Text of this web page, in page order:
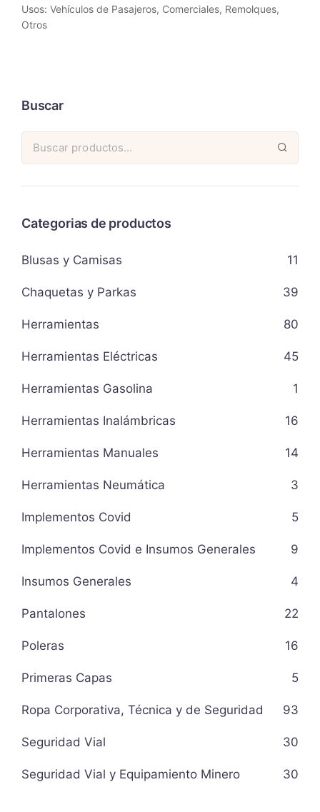
Usos: Vehículos de Pasajeros, Comerciales, Remolques,
Otros
Buscar
Categorias de productos
Blusas y Camisas 11
Chaquetas y Parkas 39
Herramientas 80
Herramientas Eléctricas 45
Herramientas Gasolina 1
Herramientas Inalámbricas 16
Herramientas Manuales 14
Herramientas Neumática 3
Implementos Covid 5
Implementos Covid e Insumos Generales 9
Insumos Generales 4
Pantalones 22
Poleras 16
Primeras Capas 5
Ropa Corporativa, Técnica y de Seguridad 93
Seguridad Vial 30
Seguridad Vial y Equipamiento Minero 30